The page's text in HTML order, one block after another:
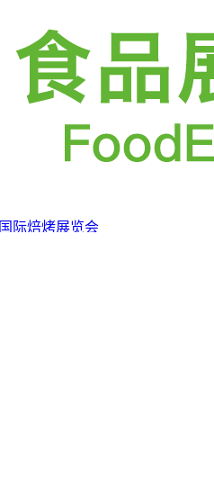
际焙烤展览会
食品和饮料展览会（上海）
上海国际酒店及餐饮业博览